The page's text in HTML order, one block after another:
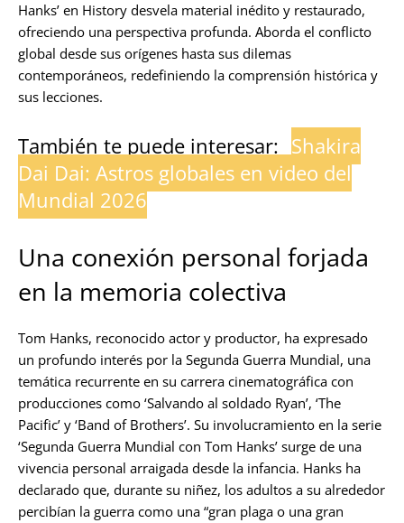
Hanks’ en History desvela material inédito y restaurado,
ofreciendo una perspectiva profunda. Aborda el conflicto
global desde sus orígenes hasta sus dilemas
contemporáneos, redefiniendo la comprensión histórica y
sus lecciones.
También te puede interesar: Shakira
Dai Dai: Astros globales en video del
Mundial 2026
Una conexión personal forjada
en la memoria colectiva
Tom Hanks, reconocido actor y productor, ha expresado
un profundo interés por la Segunda Guerra Mundial, una
temática recurrente en su carrera cinematográfica con
producciones como ‘Salvando al soldado Ryan’, ‘The
Pacific’ y ‘Band of Brothers’. Su involucramiento en la serie
‘Segunda Guerra Mundial con Tom Hanks’ surge de una
vivencia personal arraigada desde la infancia. Hanks ha
declarado que, durante su niñez, los adultos a su alrededor
percibían la guerra como una “gran plaga o una gran